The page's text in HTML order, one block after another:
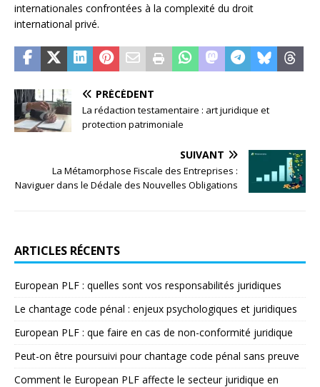
internationales confrontées à la complexité du droit
international privé.
PRÉCÉDENT
La rédaction testamentaire : art juridique et
protection patrimoniale
SUIVANT
La Métamorphose Fiscale des Entreprises :
Naviguer dans le Dédale des Nouvelles Obligations
ARTICLES RÉCENTS
European PLF : quelles sont vos responsabilités juridiques
Le chantage code pénal : enjeux psychologiques et juridiques
European PLF : que faire en cas de non-conformité juridique
Peut-on être poursuivi pour chantage code pénal sans preuve
Comment le European PLF affecte le secteur juridique en